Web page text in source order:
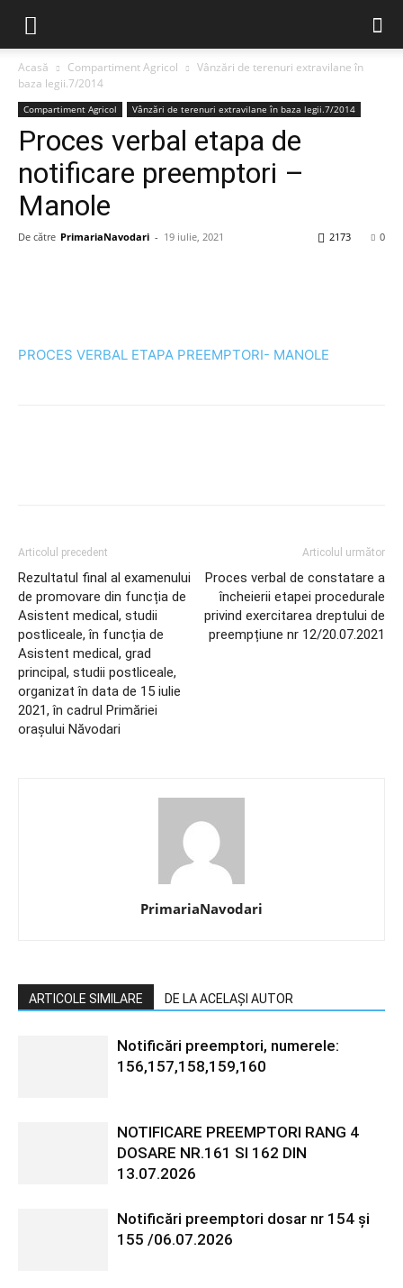
Acasă Compartiment Agricol
Vânzări de terenuri extravilane în
baza legii.7/2014
Compartiment Agricol Vânzări de terenuri extravilane în baza legii.7/2014
Proces verbal etapa de
notificare preemptori –
Manole
De către PrimariaNavodari - 19 iulie, 2021 0
2173
PROCES VERBAL ETAPA PREEMPTORI- MANOLE
Articolul precedent
Rezultatul final al examenului
de promovare din funcția de
Asistent medical, studii
postliceale, în funcția de
Asistent medical, grad
principal, studii postliceale,
organizat în data de 15 iulie
2021, în cadrul Primăriei
orașului Năvodari
Articolul următor
Proces verbal de constatare a
încheierii etapei procedurale
privind exercitarea dreptului de
preempțiune nr 12/20.07.2021
PrimariaNavodari
ARTICOLE SIMILARE DE LA ACELAȘI AUTOR
Notificări preemptori, numerele:
156,157,158,159,160
NOTIFICARE PREEMPTORI RANG 4
DOSARE NR.161 SI 162 DIN
13.07.2026
Notificări preemptori dosar nr 154 și
155 /06.07.2026